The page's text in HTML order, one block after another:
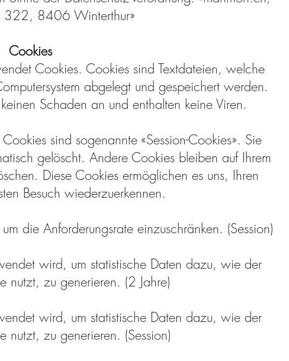
322, 8406 Winterthur»
Cookies
Cookies. Cookies sind Textdateien, welche
abgelegt und gespeichert werden.
Schaden an und enthalten keine Viren.
sind sogenannte «Session-Cookies». Sie
gelöscht. Andere Cookies bleiben auf Ihrem
Diese Cookies ermöglichen es uns, Ihren
Besuch wiederzuerkennen.
die Anforderungsrate einzuschränken. (Session)
wird, um statistische Daten dazu, wie der
nutzt, zu generieren. (2 Jahre)
wird, um statistische Daten dazu, wie der
nutzt, zu generieren. (Session)